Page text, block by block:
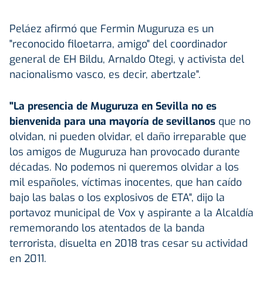
Peláez afirmó que Fermin Muguruza es un
"reconocido filoetarra, amigo" del coordinador
general de EH Bildu, Arnaldo Otegi, y activista del
nacionalismo vasco, es decir, abertzale".
"La presencia de Muguruza en Sevilla no es
bienvenida para una mayoría de sevillanos que no
olvidan, ni pueden olvidar, el daño irreparable que
los amigos de Muguruza han provocado durante
décadas. No podemos ni queremos olvidar a los
mil españoles, víctimas inocentes, que han caído
bajo las balas o los explosivos de ETA", dijo la
portavoz municipal de Vox y aspirante a la Alcaldía
rememorando los atentados de la banda
terrorista, disuelta en 2018 tras cesar su actividad
en 2011.